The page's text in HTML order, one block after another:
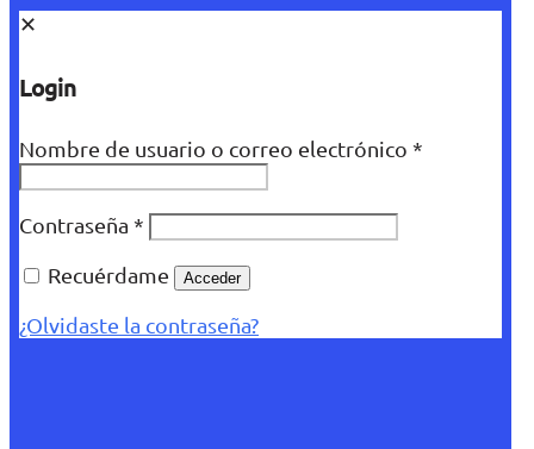
✕
Login
Nombre de usuario o correo electrónico *
Contraseña *
Recuérdame
Acceder
¿Olvidaste la contraseña?